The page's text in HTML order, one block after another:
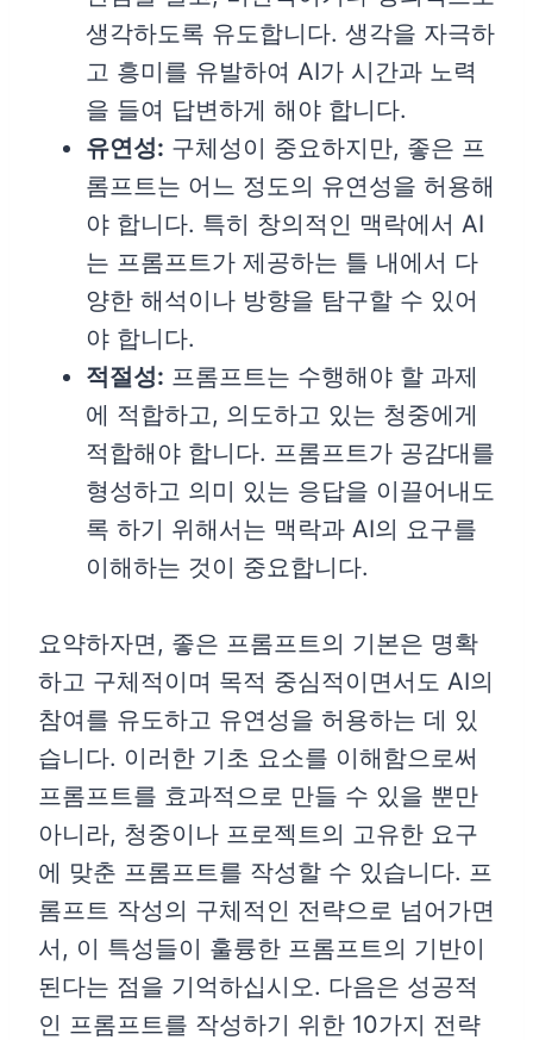
생각하도록 유도합니다. 생각을 자극하
고 흥미를 유발하여 AI가 시간과 노력
을 들여 답변하게 해야 합니다.
유연성: 구체성이 중요하지만, 좋은 프
롬프트는 어느 정도의 유연성을 허용해
야 합니다. 특히 창의적인 맥락에서 AI
는 프롬프트가 제공하는 틀 내에서 다
양한 해석이나 방향을 탐구할 수 있어
야 합니다.
적절성: 프롬프트는 수행해야 할 과제
에 적합하고, 의도하고 있는 청중에게
적합해야 합니다. 프롬프트가 공감대를
형성하고 의미 있는 응답을 이끌어내도
록 하기 위해서는 맥락과 AI의 요구를
이해하는 것이 중요합니다.
요약하자면, 좋은 프롬프트의 기본은 명확
하고 구체적이며 목적 중심적이면서도 AI의
참여를 유도하고 유연성을 허용하는 데 있
습니다. 이러한 기초 요소를 이해함으로써
프롬프트를 효과적으로 만들 수 있을 뿐만
아니라, 청중이나 프로젝트의 고유한 요구
에 맞춘 프롬프트를 작성할 수 있습니다. 프
롬프트 작성의 구체적인 전략으로 넘어가면
서, 이 특성들이 훌륭한 프롬프트의 기반이
된다는 점을 기억하십시오. 다음은 성공적
인 프롬프트를 작성하기 위한 10가지 전략